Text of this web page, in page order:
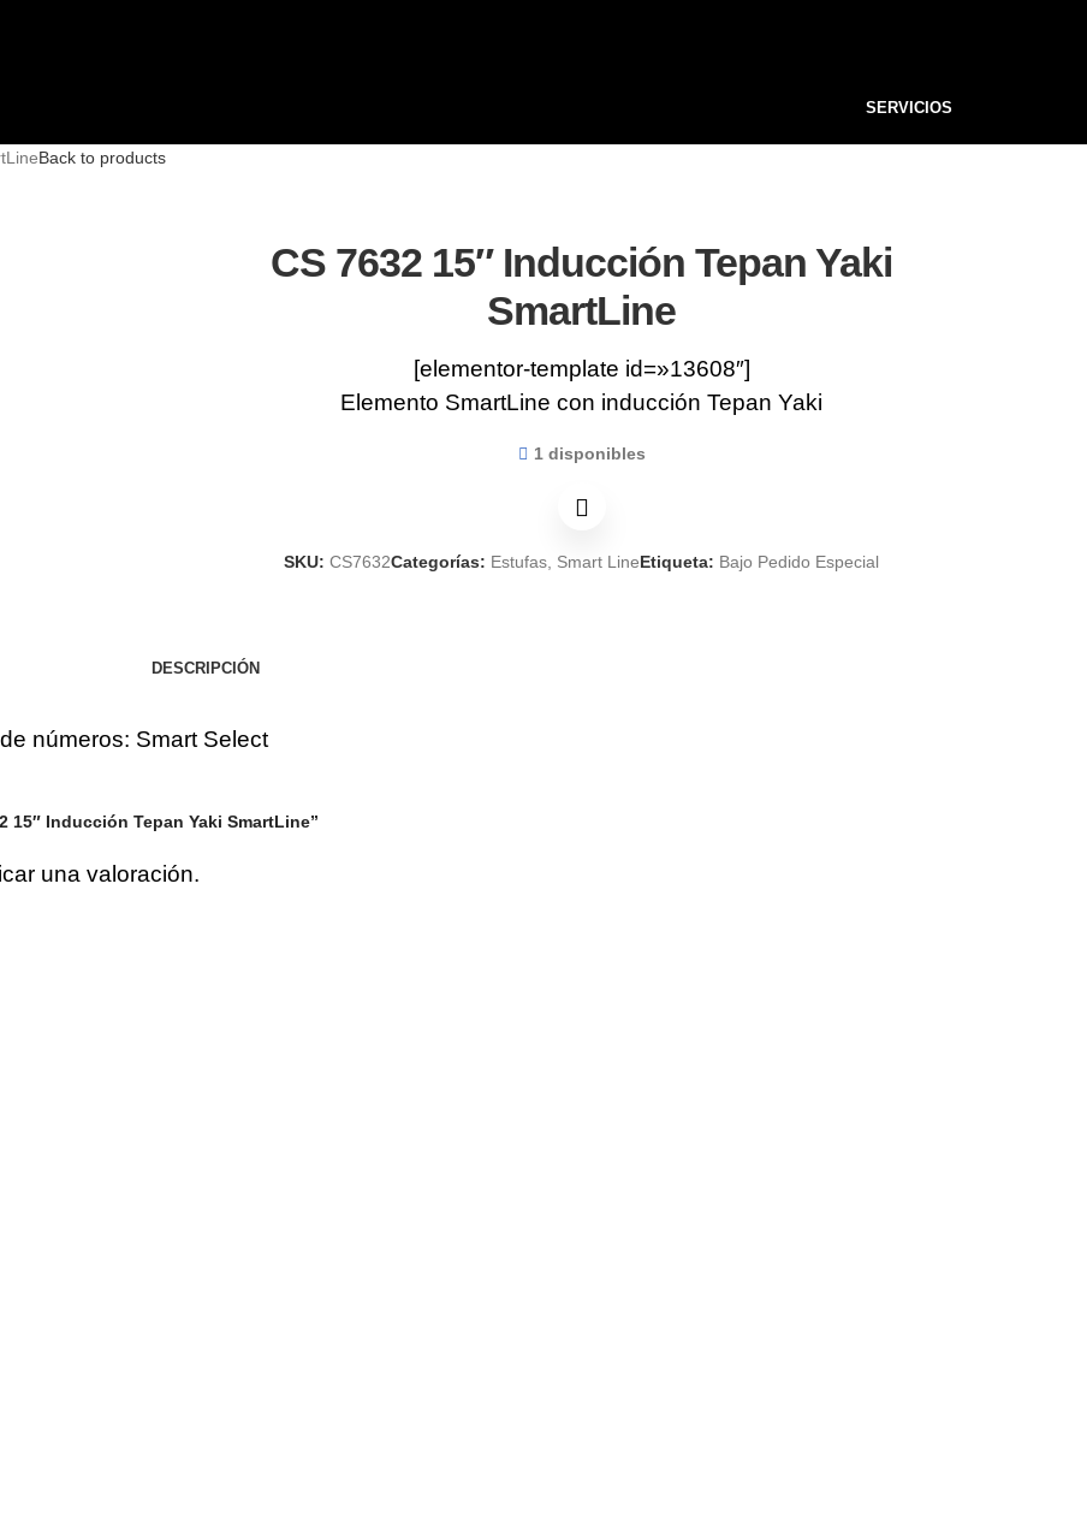
SERVICIOS
Back to products
CS 7632 15″ Inducción Tepan Yaki
SmartLine
[elementor-template id=»13608″]
Elemento SmartLine con inducción Tepan Yaki
1 disponibles
SKU:CS7632Categorías: Estufas Smart LineEtiqueta: Bajo Pedido Especial
DESCRIPCIÓN
números: Smart Select
15″ Inducción Tepan Yaki SmartLine”
una valoración.